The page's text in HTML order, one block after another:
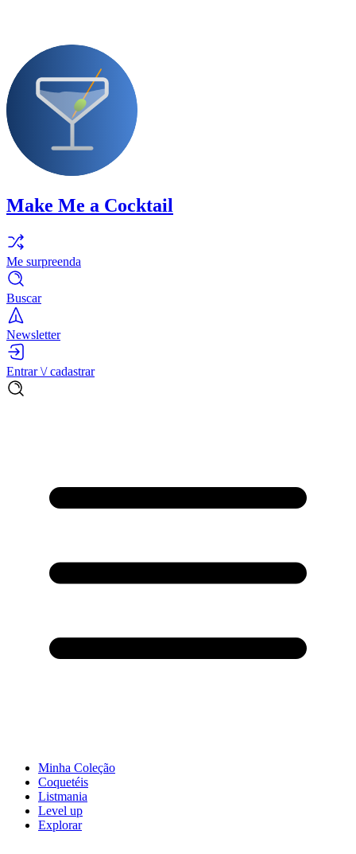
Make Me a Cocktail
Me surpreenda
Buscar
Newsletter
Entrar \/ cadastrar
Minha Coleção
Coquetéis
Listmania
Level up
Explorar